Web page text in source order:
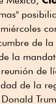
de la
la
de
de la